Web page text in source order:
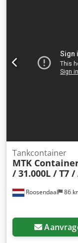
snelle demontage
moeten voor
aanwezig.
Roosendaal 86
Tankcontainer
MTK
/ 31.000L / T7 /